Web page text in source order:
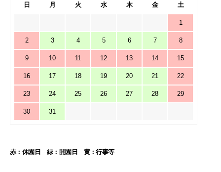
日 月 火 水 木 金 土
1
2 3 4 5 6 7 8
9 10 11 12 13 14 15
16 17 18 19 20 21 22
23 24 25 26 27 28 29
30 31
赤：休園日 緑：開園日 黄：行事等